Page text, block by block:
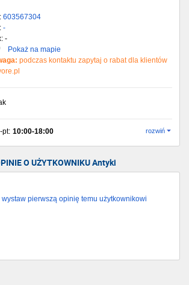
603567304
-
-
Pokaż na mapie
podczas kontaktu zapytaj o rabat dla klientów
pt: 10:00-18:00 rozwiń
O UŻYTKOWNIKU Antyki
wystaw pierwszą opinię temu użytkownikowi